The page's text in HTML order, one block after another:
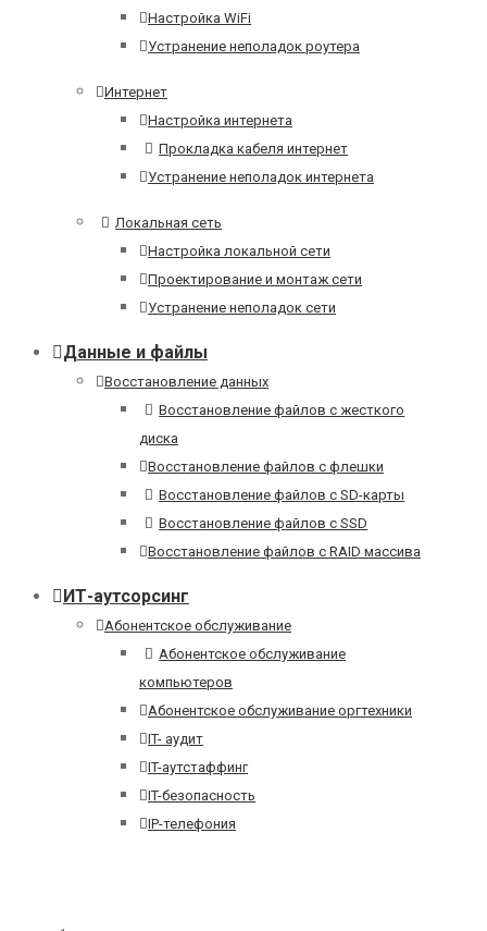
Настройка WiFi
Устранение неполадок роутера
Интернет
Настройка интернета
Прокладка кабеля интернет
Устранение неполадок интернета
Локальная сеть
Настройка локальной сети
Проектирование и монтаж сети
Устранение неполадок сети
Данные и файлы
Восстановление данных
Восстановление файлов с жесткого
диска
Восстановление файлов с флешки
Восстановление файлов с SD-карты
Восстановление файлов с SSD
Восстановление файлов с RAID массива
ИТ-аутсорсинг
Абонентское обслуживание
Абонентское обслуживание
компьютеров
Абонентское обслуживание оргтехники
IT- аудит
IT-аутстаффинг
IT-безопасность
IP-телефония